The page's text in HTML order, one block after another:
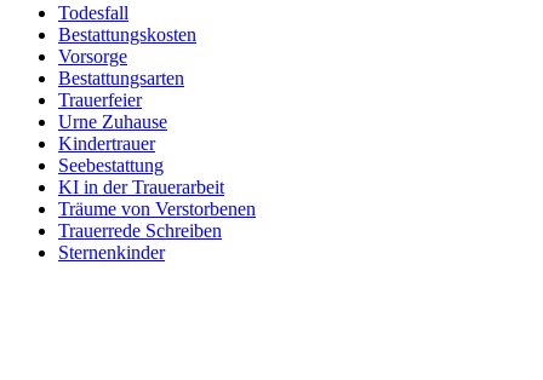
Todesfall
Bestattungskosten
Vorsorge
Bestattungsarten
Trauerfeier
Urne Zuhause
Kindertrauer
Seebestattung
KI in der Trauerarbeit
Träume von Verstorbenen
Trauerrede Schreiben
Sternenkinder